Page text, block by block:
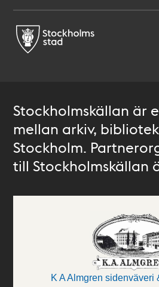
Stockholmskällan är
mellan arkiv,
Stockholm.
till Stockholmskällan
K A Almgren sidenväveri